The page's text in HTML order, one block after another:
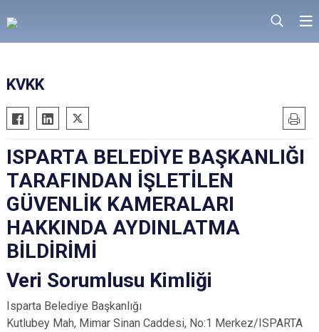
KVKK
ISPARTA BELEDİYE BAŞKANLIĞI
TARAFINDAN İŞLETİLEN
GÜVENLİK KAMERALARI
HAKKINDA AYDINLATMA
BİLDİRİMİ
Veri Sorumlusu Kimliği
Isparta Belediye Başkanlığı
Kutlubey Mah, Mimar Sinan Caddesi, No:1 Merkez/ISPARTA